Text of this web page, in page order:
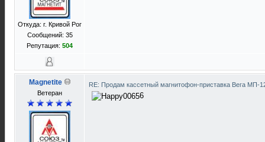
Откуда: г. Кривой Рог
Сообщений: 35
Репутация: 504
Magnetite
Ветеран
RE: Продам кассетный магнитофон-приставка Вега МП-
6